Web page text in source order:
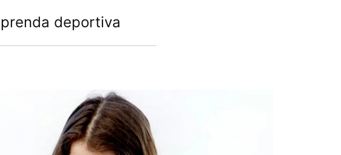
deportiva